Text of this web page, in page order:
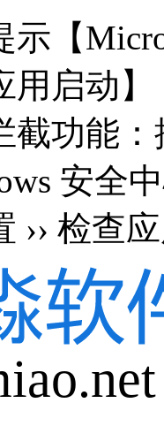
【
用启动
功能：
安全
›› 检查